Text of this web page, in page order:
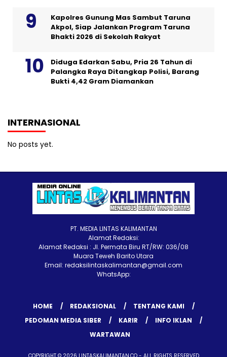
Kapolres Gunung Mas Sambut Taruna
Akpol, Siap Jalankan Program Taruna
Bhakti 2026 di Sekolah Rakyat
Diduga Edarkan Sabu, Pria 26 Tahun di
Palangka Raya Ditangkap Polisi, Barang
Bukti 4,42 Gram Diamankan
INTERNASIONAL
No posts yet.
PT. MEDIA LINTAS KALIMANTAN
Alamat Redaksi:
Alamat Redaksi : Jl. Permata Biru RT/RW: 036/08
Muara Teweh Barito Utara
Email: redaksilintaskalimantan@gmail.com
WhatsApp:
HOME REDAKSIONAL
TENTANG KAMI
PEDOMAN MEDIA SIBER
KARIR
INFO IKLAN
WARTAWAN